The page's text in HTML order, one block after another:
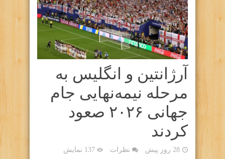
آرژانتین و انگلیس به
مرحله نیمه‌نهایی جام
جهانی ۲۰۲۶ صعود
کردند
28 روز پیش نظرات
137 نمایش